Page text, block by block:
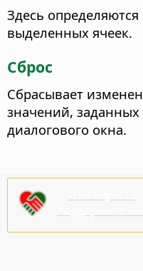
Здесь
выделенных ячеек.
Сброс
Сбрасывает
значений,
диалогового окна.